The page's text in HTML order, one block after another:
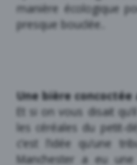
manière écologique
presque bouclée..
Une bière
Et si on vous disait
les céréales du petit-
c’est l’idée qu’une
Manchester a eu